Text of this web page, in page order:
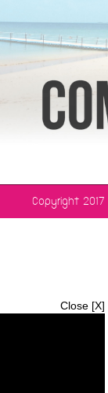
Copyright 2017
Close [X]